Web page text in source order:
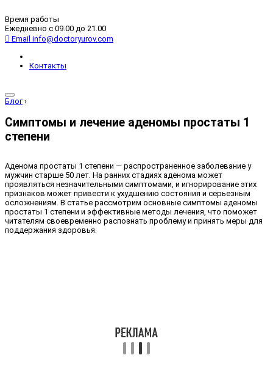
Время работы
Ежедневно с 09.00 до 21.00
Email info@doctoryurov.com
Контакты
Блог ›
Симптомы и лечение аденомы простаты 1
степени
Аденома простаты 1 степени — распространенное заболевание у
мужчин старше 50 лет. На ранних стадиях аденома может
проявляться незначительными симптомами, и игнорирование этих
признаков может привести к ухудшению состояния и серьезным
осложнениям. В статье рассмотрим основные симптомы аденомы
простаты 1 степени и эффективные методы лечения, что поможет
читателям своевременно распознать проблему и принять меры для
поддержания здоровья.